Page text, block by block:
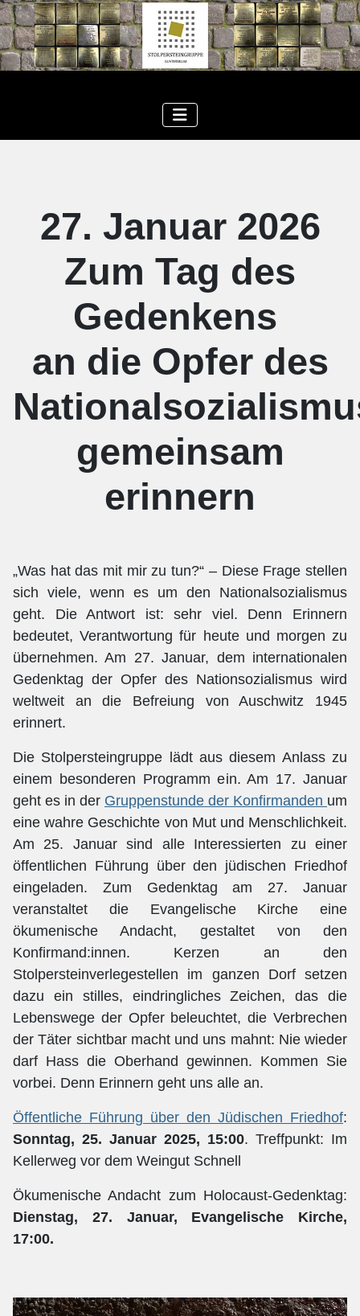
27. Januar 2026
Zum Tag des
Gedenkens
an die Opfer des
gemeinsam
erinnern
„Was hat das mit mir zu tun?“ – Diese Frage stellen
sich viele, wenn es um den Nationalsozialismus
geht. Die Antwort ist: sehr viel. Denn Erinnern
bedeutet, Verantwortung für heute und morgen zu
übernehmen. Am 27. Januar, dem internationalen
Gedenktag der Opfer des Nationsozialismus wird
weltweit an die Befreiung von Auschwitz 1945
erinnert.
Die Stolpersteingruppe lädt aus diesem Anlass zu
einem besonderen Programm ein. Am 17. Januar
geht es in der Gruppenstunde der Konfirmanden um
eine wahre Geschichte von Mut und Menschlichkeit.
Am 25. Januar sind alle Interessierten zu einer
öffentlichen Führung über den jüdischen Friedhof
eingeladen. Zum Gedenktag am 27. Januar
veranstaltet die Evangelische Kirche eine
ökumenische Andacht, gestaltet von den
Konfirmand:innen. Kerzen an den
Stolpersteinverlegestellen im ganzen Dorf setzen
dazu ein stilles, eindringliches Zeichen, das die
Lebenswege der Opfer beleuchtet, die Verbrechen
der Täter sichtbar macht und uns mahnt: Nie wieder
darf Hass die Oberhand gewinnen. Kommen Sie
vorbei. Denn Erinnern geht uns alle an.
Öffentliche Führung über den Jüdischen Friedhof:
Sonntag, 25. Januar 2025, 15:00. Treffpunkt: Im
Kellerweg vor dem Weingut Schnell
Ökumenische Andacht zum Holocaust-Gedenktag:
Dienstag, 27. Januar, Evangelische Kirche,
17:00.